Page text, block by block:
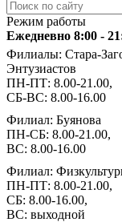
Режим работы
Ежедневно 8:00 -
Филиалы: Стара-
Энтузиастов
ПН-ПТ: 8.00-21.00,
СБ-ВС: 8.00-16.00
Филиал: Буянова
ПН-СБ: 8.00-21.00,
ВС: 8.00-16.00
Филиал:
ПН-ПТ: 8.00-21.00,
СБ: 8.00-16.00,
ВС: выходной